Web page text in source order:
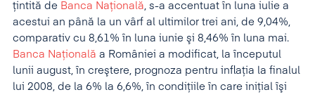
ţintită de Banca Naţională, s-a accentuat în luna iulie a
acestui an până la un vârf al ultimilor trei ani, de 9,04%,
comparativ cu 8,61% în luna iunie şi 8,46% în luna mai.
Banca Naţională a României a modificat, la începutul
lunii august, în creştere, prognoza pentru inflaţia la finalul
lui 2008, de la 6% la 6,6%, în condiţiile în care iniţial îşi